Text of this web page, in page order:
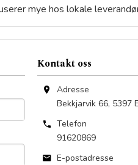
mye hos lokale
Kontakt oss
Adresse
Bekkjarvik 66, 5397
Telefon
91620869
E-postadresse